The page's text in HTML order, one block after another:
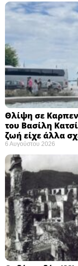
Θλίψη σε
του Βασίλη
ζωή είχε άλλα
6 Αυγούστου 2026